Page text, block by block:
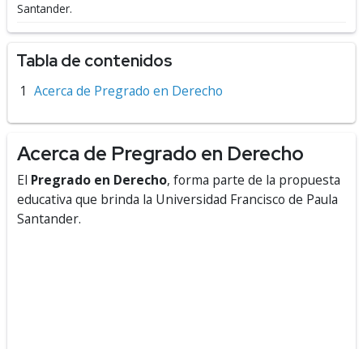
Santander.
Tabla de contenidos
Acerca de Pregrado en Derecho
Acerca de Pregrado en Derecho
El Pregrado en Derecho, forma parte de la propuesta
educativa que brinda la Universidad Francisco de Paula
Santander.